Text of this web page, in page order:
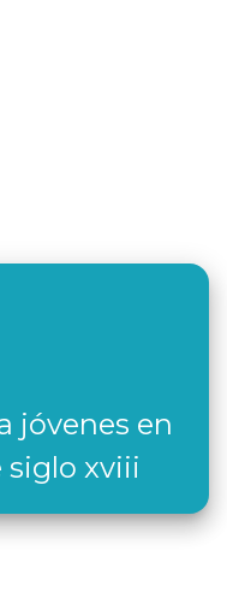
jóvenes en
siglo xviii